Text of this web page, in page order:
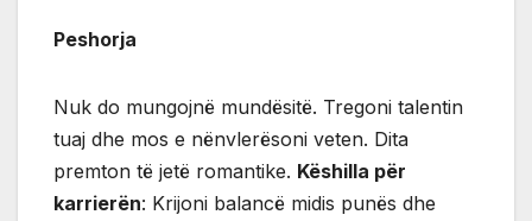
Peshorja
Nuk do mungojnë mundësitë. Tregoni talentin
tuaj dhe mos e nënvlerësoni veten. Dita
premton të jetë romantike. Këshilla për
karrierën: Krijoni balancë midis punës dhe